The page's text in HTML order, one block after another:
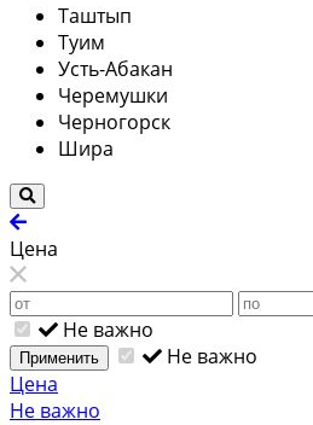
Таштып
Туим
Усть-Абакан
Черемушки
Черногорск
Шира
Цена
Не важно
Применить
Не важно
Цена
Не важно